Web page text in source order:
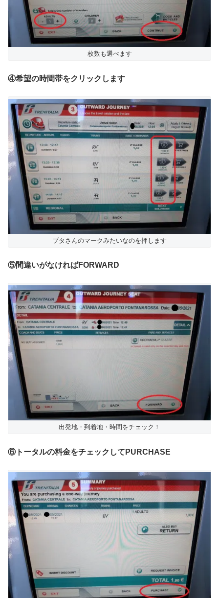
枚数も選べます
④希望の時間帯をクリックします
ブタさんのマークみたいなのを押します
⑤間違いがなければFORWARD
出発地・到着地・時間をチェック！
⑥トータルの料金をチェックしてPURCHASE